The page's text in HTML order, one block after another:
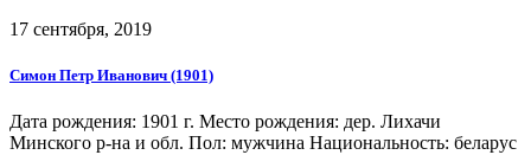
17 сентября, 2019
Симон Петр Иванович (1901)
Дата рождения: 1901 г. Место рождения: дер. Лихачи
Минского р-на и обл. Пол: мужчина Национальность: беларус